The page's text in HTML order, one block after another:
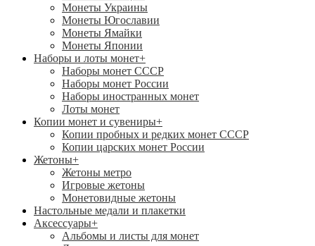
Монеты Украины
Монеты Югославии
Монеты Ямайки
Монеты Японии
Наборы и лоты монет+
Наборы монет СССР
Наборы монет России
Наборы иностранных монет
Лоты монет
Копии монет и сувениры+
Копии пробных и редких монет СССР
Копии царских монет России
Жетоны+
Жетоны метро
Игровые жетоны
Монетовидные жетоны
Настольные медали и плакетки
Аксессуары+
Альбомы и листы для монет